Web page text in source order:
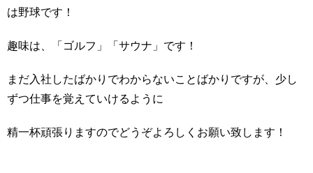
は野球です！
趣味は、「ゴルフ」「サウナ」です！
まだ入社したばかりでわからないことばかりですが、少し
ずつ仕事を覚えていけるように
精一杯頑張りますのでどうぞよろしくお願い致します！